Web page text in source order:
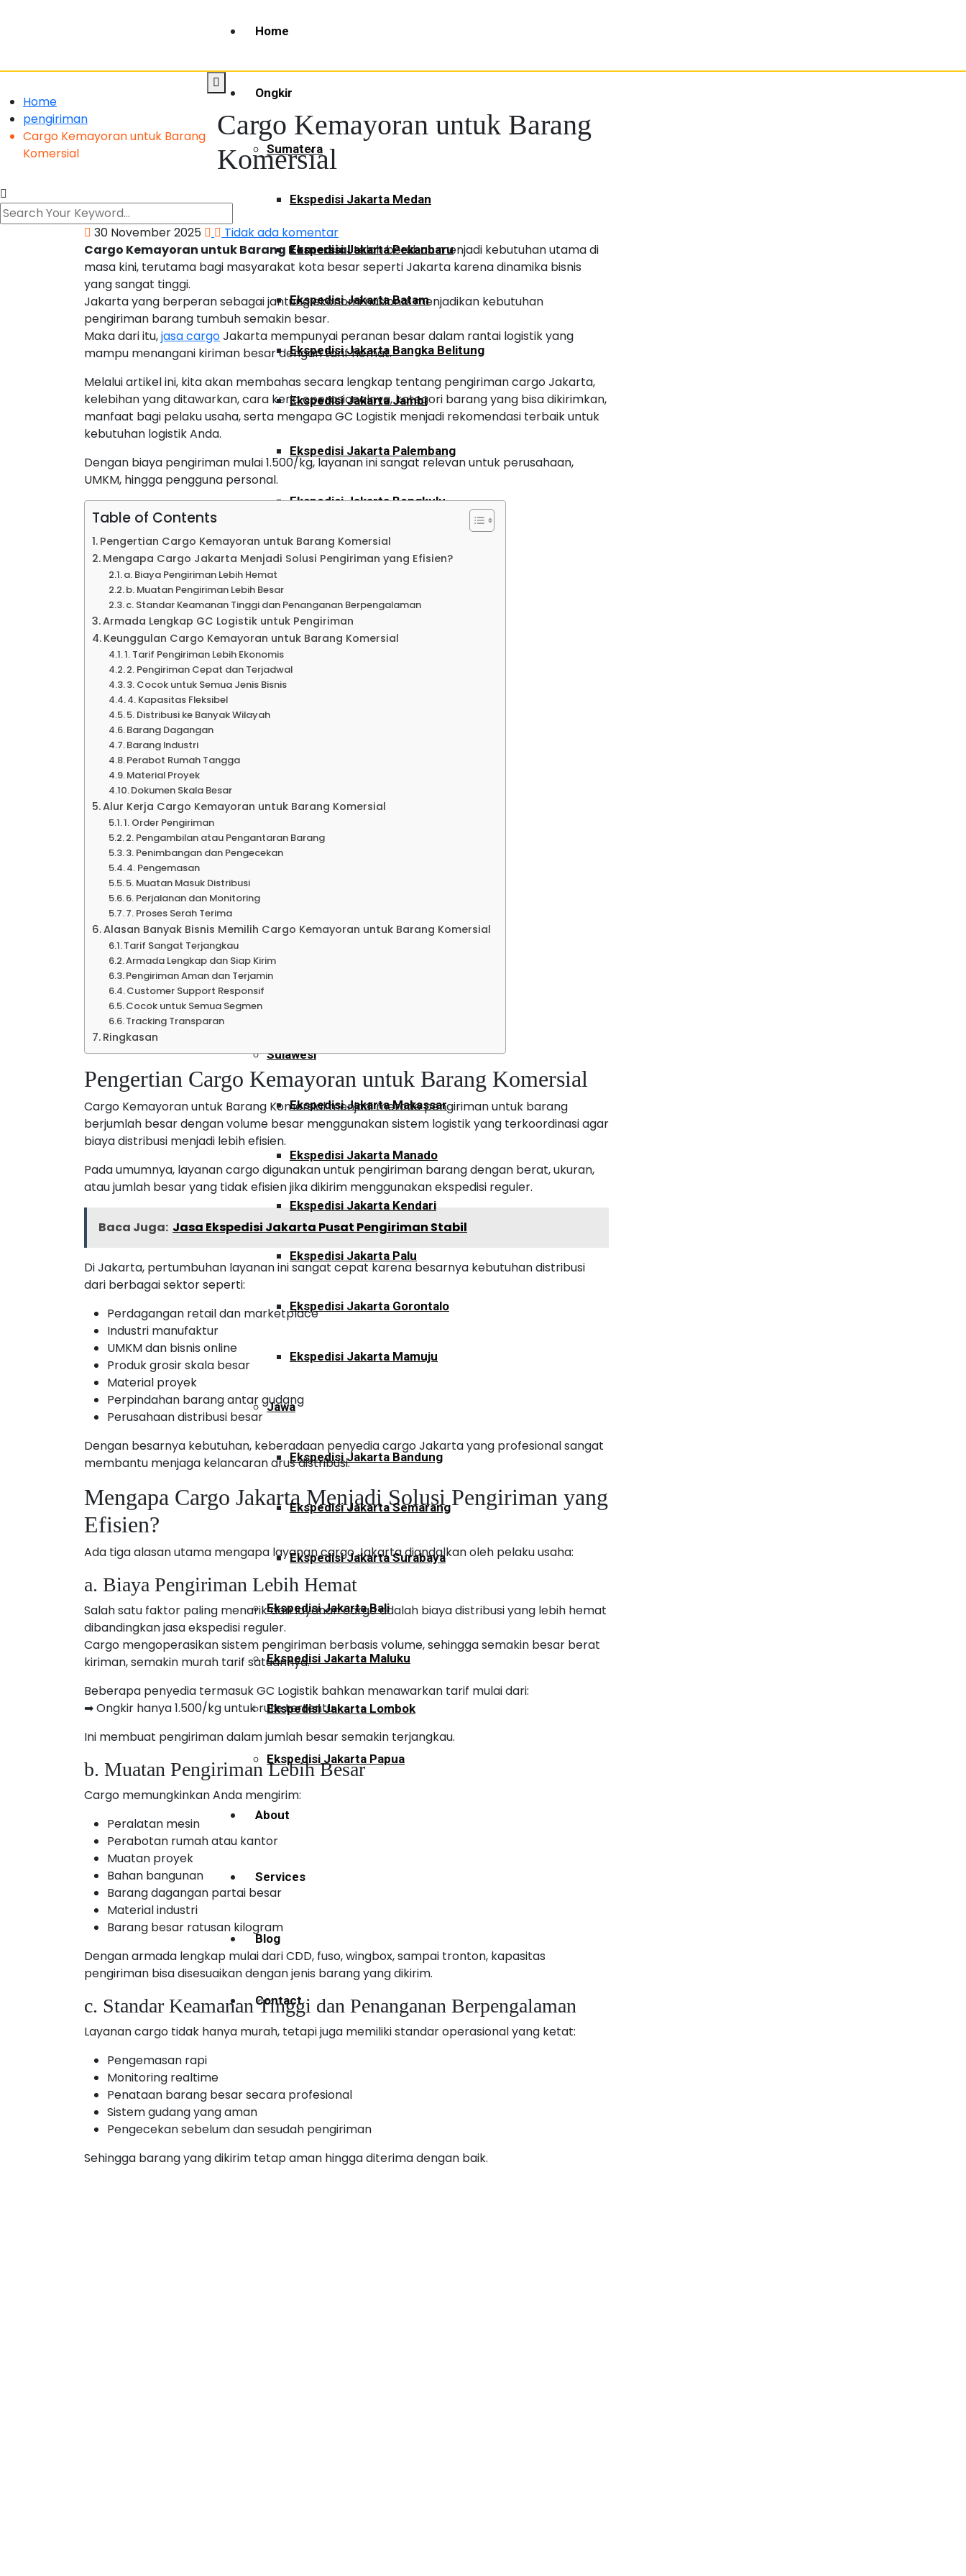
Home
Ongkir
Sumatera
Ekspedisi Jakarta Medan
Ekspedisi Jakarta Pekanbaru
Ekspedisi Jakarta Batam
Ekspedisi Jakarta Bangka Belitung
Ekspedisi Jakarta Jambi
Ekspedisi Jakarta Palembang
Ekspedisi Jakarta Bengkulu
Ekspedisi Jakarta Aceh
Ekspedisi Jakarta Padang
Ekspedisi Jakarta Balikpapan
Sulawesi
Ekspedisi Jakarta Makassar
Ekspedisi Jakarta Manado
Ekspedisi Jakarta Kendari
Ekspedisi Jakarta Palu
Ekspedisi Jakarta Gorontalo
Ekspedisi Jakarta Mamuju
Jawa
Ekspedisi Jakarta Bandung
Ekspedisi Jakarta Semarang
Ekspedisi Jakarta Surabaya
Ekspedisi Jakarta Bali
Ekspedisi Jakarta Maluku
Ekspedisi Jakarta Lombok
Ekspedisi Jakarta Papua
About
Services
Blog
Contact
Home
pengiriman
Cargo Kemayoran untuk Barang
Komersial
Cargo Kemayoran untuk Barang
Komersial
30 November 2025
Tidak ada komentar
Cargo Kemayoran untuk Barang Komersialtelah berubah menjadi kebutuhan utama di
masa kini, terutama bagi masyarakat kota besar seperti Jakarta karena dinamika bisnis
yang sangat tinggi.
Jakarta yang berperan sebagai jantung ekonomi nasional menjadikan kebutuhan
pengiriman barang tumbuh semakin besar.
Maka dari itu,jasa cargoJakarta mempunyai peranan besar dalam rantai logistik yang
mampu menangani kiriman besar dengan tarif hemat.
Melalui artikel ini, kita akan membahas secara lengkap tentang pengiriman cargo Jakarta,
kelebihan yang ditawarkan, cara kerja operasionalnya, kategori barang yang bisa dikirimkan,
manfaat bagi pelaku usaha, serta mengapa GC Logistik menjadi rekomendasi terbaik untuk
kebutuhan logistik Anda.
Dengan biaya pengiriman mulai 1.500/kg, layanan ini sangat relevan untuk perusahaan,
UMKM, hingga pengguna personal.
Table of Contents
Pengertian Cargo Kemayoran untuk Barang Komersial
Mengapa Cargo Jakarta Menjadi Solusi Pengiriman yang Efisien?
a. Biaya Pengiriman Lebih Hemat
b. Muatan Pengiriman Lebih Besar
c. Standar Keamanan Tinggi dan Penanganan Berpengalaman
Armada Lengkap GC Logistik untuk Pengiriman
Keunggulan Cargo Kemayoran untuk Barang Komersial
1. Tarif Pengiriman Lebih Ekonomis
2. Pengiriman Cepat dan Terjadwal
3. Cocok untuk Semua Jenis Bisnis
4. Kapasitas Fleksibel
5. Distribusi ke Banyak Wilayah
Barang Dagangan
Barang Industri
Perabot Rumah Tangga
Material Proyek
Dokumen Skala Besar
Alur Kerja Cargo Kemayoran untuk Barang Komersial
1. Order Pengiriman
2. Pengambilan atau Pengantaran Barang
3. Penimbangan dan Pengecekan
4. Pengemasan
5. Muatan Masuk Distribusi
6. Perjalanan dan Monitoring
7. Proses Serah Terima
Alasan Banyak Bisnis Memilih Cargo Kemayoran untuk Barang Komersial
Tarif Sangat Terjangkau
Armada Lengkap dan Siap Kirim
Pengiriman Aman dan Terjamin
Customer Support Responsif
Cocok untuk Semua Segmen
Tracking Transparan
Ringkasan
Pengertian Cargo Kemayoran untuk Barang Komersial
Cargo Kemayoran untuk Barang Komersial menjadi metode pengiriman untuk barang
berjumlah besar dengan volume besar menggunakan sistem logistik yang terkoordinasi agar
biaya distribusi menjadi lebih efisien.
Pada umumnya, layanan cargo digunakan untuk pengiriman barang dengan berat, ukuran,
atau jumlah besar yang tidak efisien jika dikirim menggunakan ekspedisi reguler.
Baca Juga: Jasa Ekspedisi Jakarta Pusat Pengiriman Stabil
Di Jakarta, pertumbuhan layanan ini sangat cepat karena besarnya kebutuhan distribusi
dari berbagai sektor seperti:
Perdagangan retail dan marketplace
Industri manufaktur
UMKM dan bisnis online
Produk grosir skala besar
Material proyek
Perpindahan barang antar gudang
Perusahaan distribusi besar
Dengan besarnya kebutuhan, keberadaan penyedia cargo Jakarta yang profesional sangat
membantu menjaga kelancaran arus distribusi.
Mengapa Cargo Jakarta Menjadi Solusi Pengiriman yang
Efisien?
Ada tiga alasan utama mengapa layanan cargo Jakarta diandalkan oleh pelaku usaha:
a. Biaya Pengiriman Lebih Hemat
Salah satu faktor paling menarik dari layanan cargo adalah biaya distribusi yang lebih hemat
dibandingkan jasa ekspedisi reguler.
Cargo mengoperasikan sistem pengiriman berbasis volume, sehingga semakin besar berat
kiriman, semakin murah tarif satuannya.
Beberapa penyedia termasuk GC Logistik bahkan menawarkan tarif mulai dari:
➡ Ongkir hanya 1.500/kg untuk rute tertentu
Ini membuat pengiriman dalam jumlah besar semakin terjangkau.
b. Muatan Pengiriman Lebih Besar
Cargo memungkinkan Anda mengirim:
Peralatan mesin
Perabotan rumah atau kantor
Muatan proyek
Bahan bangunan
Barang dagangan partai besar
Material industri
Barang besar ratusan kilogram
Dengan armada lengkap mulai dari CDD, fuso, wingbox, sampai tronton, kapasitas
pengiriman bisa disesuaikan dengan jenis barang yang dikirim.
c. Standar Keamanan Tinggi dan Penanganan Berpengalaman
Layanan cargo tidak hanya murah, tetapi juga memiliki standar operasional yang ketat:
Pengemasan rapi
Monitoring realtime
Penataan barang besar secara profesional
Sistem gudang yang aman
Pengecekan sebelum dan sesudah pengiriman
Sehingga barang yang dikirim tetap aman hingga diterima dengan baik.